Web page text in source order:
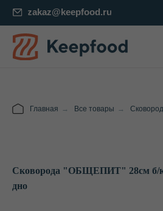
zakaz@keepfood.ru
Главная → Все товары →
Сковорода "ОБЩЕПИТ" 28см б/
дно